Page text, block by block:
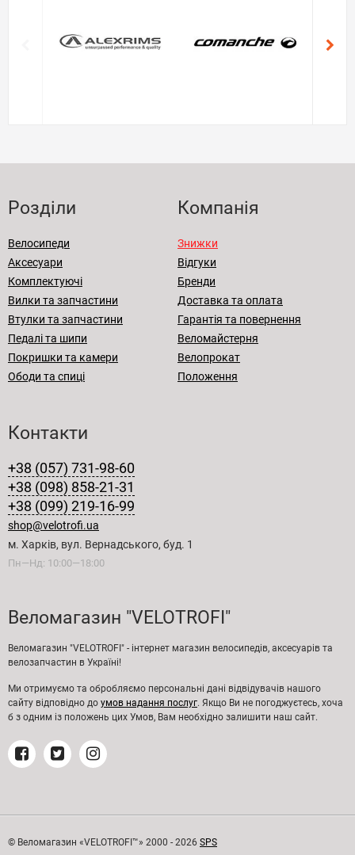
Розділи
Велосипеди
Аксесуари
Комплектуючі
Вилки та запчастини
Втулки та запчастини
Педалі та шипи
Покришки та камери
Ободи та спиці
Компанія
Знижки
Відгуки
Бренди
Доставка та оплата
Гарантія та повернення
Веломайстерня
Велопрокат
Положення
Контакти
+38 (057) 731-98-60
+38 (098) 858-21-31
+38 (099) 219-16-99
shop@velotrofi.ua
м. Харків, вул. Вернадського, буд. 1
Пн—Нд: 10:00—18:00
Веломагазин "VELOTROFI"
Веломагазин "VELOTROFI" - інтернет магазин велосипедів, аксесуарів та
велозапчастин в Україні!
Ми отримуємо та обробляємо персональні дані відвідувачів нашого
сайту відповідно до умов надання послуг. Якщо Ви не погоджуєтесь, хоча
б з одним із положень цих Умов, Вам необхідно залишити наш сайт.
© Веломагазин «VELOTROFI™» 2000 - 2026 SPS